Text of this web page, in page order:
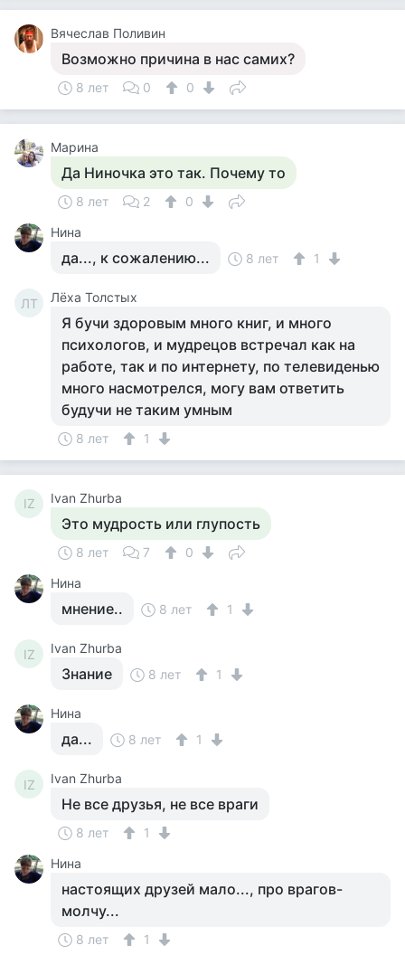
Вячеслав Поливин
Возможно причина в нас самих?
8 лет 0 0
Марина
Да Ниночка это так. Почему то
8 лет 2
0
Нина
да..., к сожалению... 8 лет 1
ЛТ Лёха Толстых
Я бучи здоровым много книг, и много
психологов, и мудрецов встречал как на
работе, так и по интернету, по телевиденью
много насмотрелся, могу вам ответить
будучи не таким умным
8 лет 1
IZ Ivan Zhurba
Это мудрость или глупость
8 лет 7
0
Нина
мнение.. 8 лет 1
IZ Ivan Zhurba
Знание 8 лет 1
Нина
да... 8 лет 1
IZ Ivan Zhurba
Не все друзья, не все враги
8 лет
1
Нина
настоящих друзей мало..., про врагов-
молчу...
8 лет 1